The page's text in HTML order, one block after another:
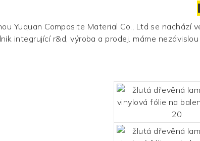
Yuquan Composite Material Co., Ltd se nachází
integrující r&d, výroba a prodej. máme